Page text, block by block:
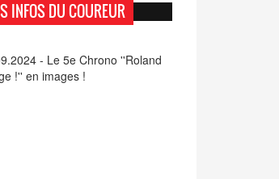
INFOS DU COUREUR
- Le 5e Chrono ''Roland
!'' en images !